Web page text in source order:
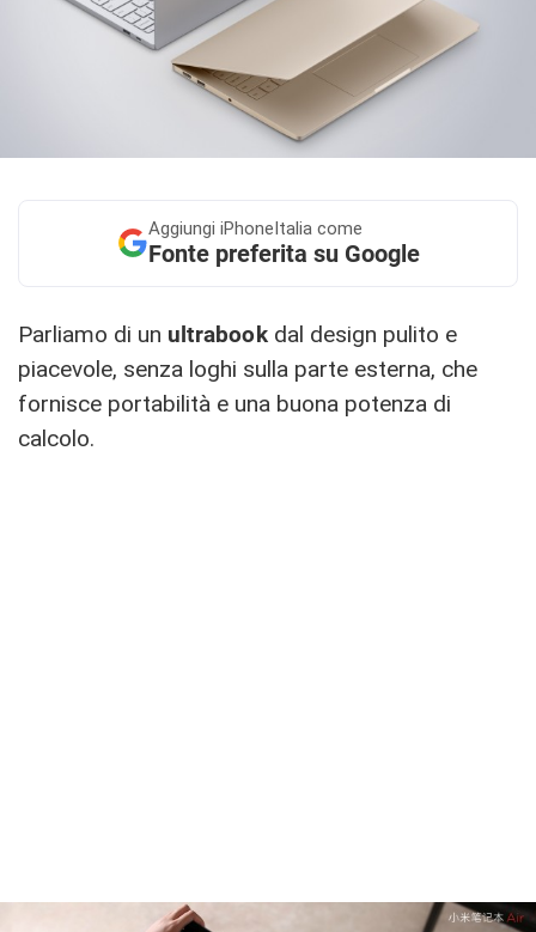
Aggiungi iPhoneItalia come
Fonte preferita su Google
Parliamo di un ultrabookdal design pulito e
piacevole, senza loghi sulla parte esterna, che
fornisce portabilità e una buona potenza di
calcolo.